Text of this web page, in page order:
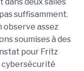
suffisamment.
observe assez
soumises à des
pour Fritz
cybersécurité